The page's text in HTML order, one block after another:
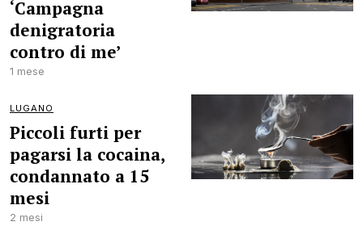
‘Campagna
denigratoria
contro di me’
1 mese
LUGANO
Piccoli furti per
pagarsi la cocaina,
condannato a 15
mesi
2 mesi